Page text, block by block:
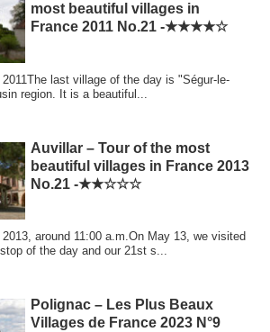
most beautiful villages in
France 2011 No.21 -★★★★☆
last village of the day is "Ségur-le-
region. It is a beautiful...
Auvillar – Tour of the most
beautiful villages in France 2013
No.21 -★★☆☆☆
around 11:00 a.m.On May 13, we visited
of the day and our 21st s...
Polignac – Les Plus Beaux
Villages de France 2023 N°9